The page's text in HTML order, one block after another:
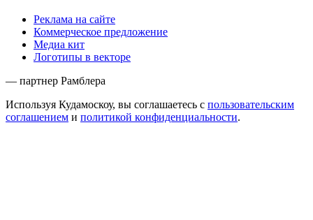
Реклама на сайте
Коммерческое предложение
Медиа кит
Логотипы в векторе
— партнер Рамблера
Используя Кудамоскоу, вы соглашаетесь с пользовательским
соглашением и политикой конфиденциальности.